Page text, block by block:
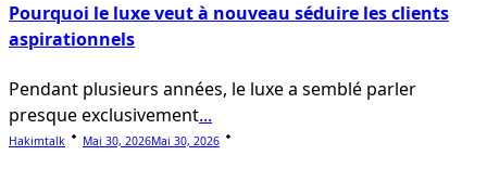
Pourquoi le luxe veut à nouveau séduire les clients
aspirationnels
Pendant plusieurs années, le luxe a semblé parler
presque exclusivement...
Hakimtalk Mai 30, 2026Mai 30, 2026